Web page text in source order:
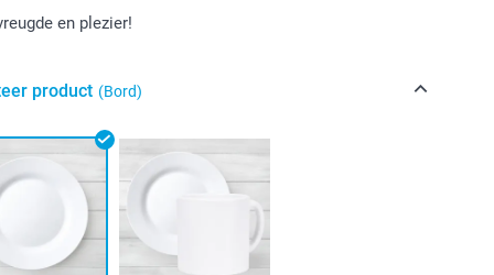
en plezier!
product (Bord)